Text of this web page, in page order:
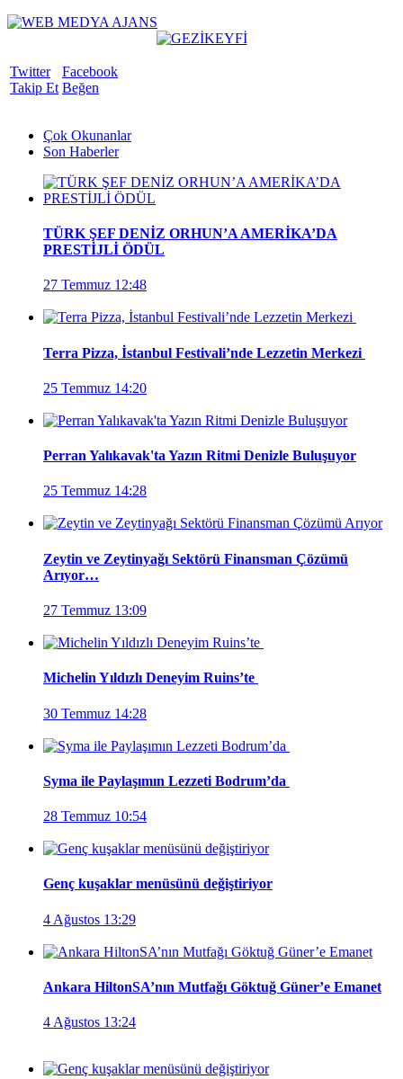
Twitter
Takip Et
Facebook
Beğen
Çok Okunanlar
Son Haberler
TÜRK ŞEF DENİZ ORHUN’A AMERİKA’DA
PRESTİJLİ ÖDÜL
27 Temmuz 12:48
Terra Pizza, İstanbul Festivali’nde Lezzetin Merkezi
25 Temmuz 14:20
Perran Yalıkavak'ta Yazın Ritmi Denizle Buluşuyor
25 Temmuz 14:28
Zeytin ve Zeytinyağı Sektörü Finansman Çözümü
Arıyor…
27 Temmuz 13:09
Michelin Yıldızlı Deneyim Ruins’te
30 Temmuz 14:28
Syma ile Paylaşımın Lezzeti Bodrum’da
28 Temmuz 10:54
Genç kuşaklar menüsünü değiştiriyor
4 Ağustos 13:29
Ankara HiltonSA’nın Mutfağı Göktuğ Güner’e Emanet
4 Ağustos 13:24